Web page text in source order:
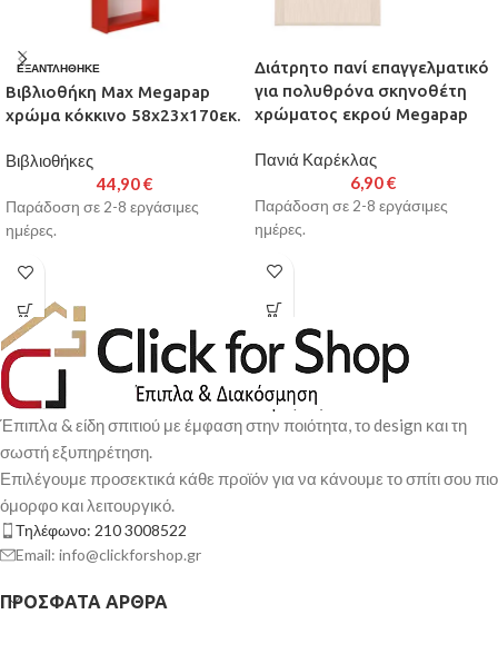
ΕΞΑΝΤΛΉΘΗΚΕ
Βιβλιοθήκη Max Megapap
χρώμα κόκκινο 58x23x170εκ.
Βιβλιοθήκες
44,90€
Παράδοση σε 2-8 εργάσιμες
ημέρες.
Διάτρητο πανί επαγγελματικό
για πολυθρόνα σκηνοθέτη
χρώματος εκρού Megapap
Πανιά Καρέκλας
6,90€
Παράδοση σε 2-8 εργάσιμες
ημέρες.
Έπιπλα & είδη σπιτιού με έμφαση στην ποιότητα, το design και τη
σωστή εξυπηρέτηση.
Επιλέγουμε προσεκτικά κάθε προϊόν για να κάνουμε το σπίτι σου πιο
όμορφο και λειτουργικό.
Τηλέφωνο: 210 3008522
Email: info@clickforshop.gr
ΠΡΌΣΦΑΤΑ ΆΡΘΡΑ